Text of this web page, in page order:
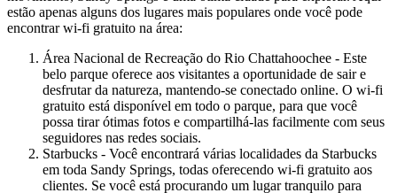
estão apenas alguns dos lugares mais populares onde você pode
encontrar wi-fi gratuito na área:
Área Nacional de Recreação do Rio Chattahoochee - Este
belo parque oferece aos visitantes a oportunidade de sair e
desfrutar da natureza, mantendo-se conectado online. O wi-fi
gratuito está disponível em todo o parque, para que você
possa tirar ótimas fotos e compartilhá-las facilmente com seus
seguidores nas redes sociais.
Starbucks - Você encontrará várias localidades da Starbucks
em toda Sandy Springs, todas oferecendo wi-fi gratuito aos
clientes. Se você está procurando um lugar tranquilo para